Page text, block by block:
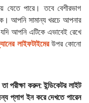
যেতে পারে। তবে বেশীরভাগ
আপনি সামান্য খরচে আপনার
আপনি এটিকে এভাবেই রেখে
লাইফটাইমেরউপর কোনো
পরীক্ষা করুন: ইন্ডিকেটর লাইট
প্লাগ ইন করে দেখতে পারেন